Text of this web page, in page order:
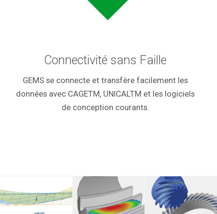
Connectivité sans Faille
GEMS se connecte et transfère facilement les
données avec CAGETM, UNICALTM et les logiciels
de conception courants.